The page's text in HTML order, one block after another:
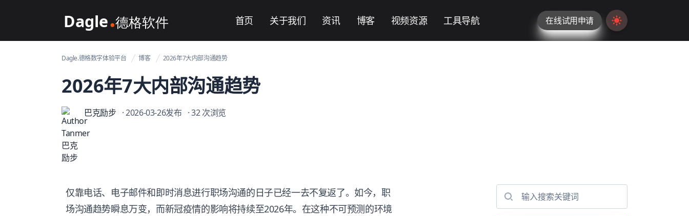
Dagle@数字体验管理 首页 关于我们 资讯 博客 视频资源 工具导航 在线试用申请 Switch to light /
Dagle.德格数字体验平台 博客 2026年7大内部沟通趋势
2026年7大内部沟通趋势
巴克励步 · 2026-03-26发布 · 32 次浏览
仅靠电话、电子邮件和即时消息进行职场沟通的日子已经一去不复返了。如今，职
场沟通趋势瞬息万变，而新冠疫情的影响将持续至2026年。在这种不可预测的环境